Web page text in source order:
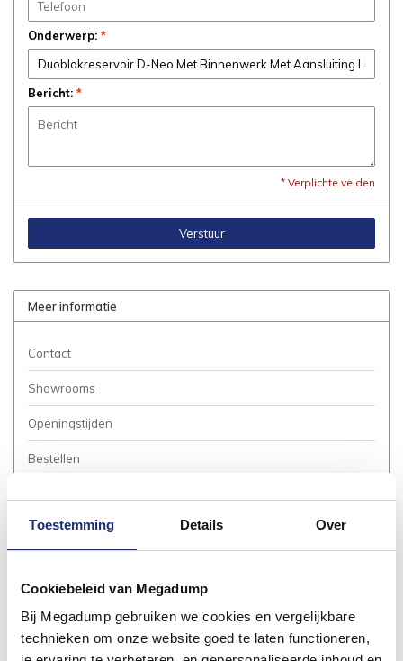
Toestemming Details Over
Cookiebeleid van Megadump
Bij Megadump gebruiken we cookies en vergelijkbare
technieken om onze website goed te laten functioneren,
Onderwerp: *
Bericht: *
* Verplichte velden
Verstuur
Meer informatie
Contact
Showrooms
Openingstijden
Bestellen
Bezorgen / Afhalen
Garantie / Klachten
Service Aanvraag